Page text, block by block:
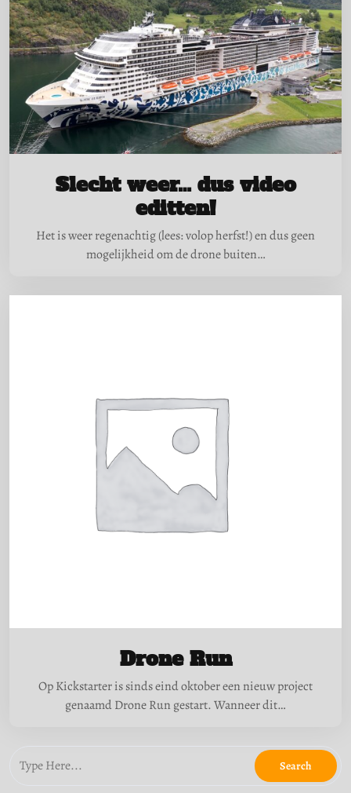
Slecht weer… dus video
editten!
Het is weer regenachtig (lees: volop herfst!) en dus geen
mogelijkheid om de drone buiten…
Drone Run
Op Kickstarter is sinds eind oktober een nieuw project
genaamd Drone Run gestart. Wanneer dit…